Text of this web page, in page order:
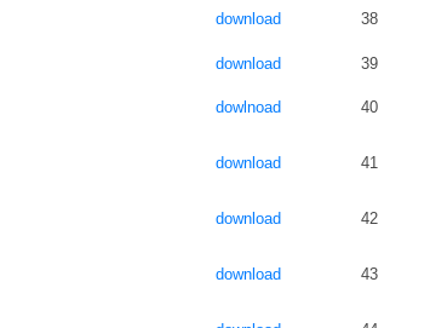
download 38
download
39
dowlnoad 40
download 41
download 42
download 43